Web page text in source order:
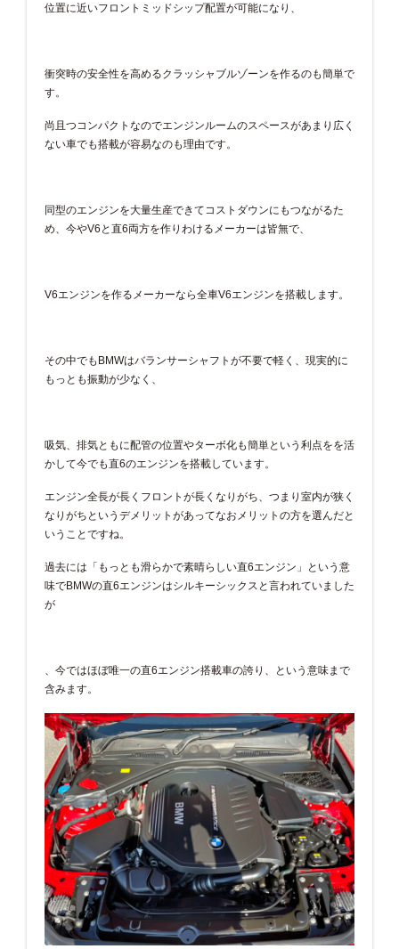
位置に近いフロントミッドシップ配置が可能になり、
衝突時の安全性を高めるクラッシャブルゾーンを作るのも簡単で
す。
尚且つコンパクトなのでエンジンルームのスペースがあまり広く
ない車でも搭載が容易なのも理由です。
同型のエンジンを大量生産できてコストダウンにもつながるた
め、今やV6と直6両方を作りわけるメーカーは皆無で、
V6エンジンを作るメーカーなら全車V6エンジンを搭載します。
その中でもBMWはバランサーシャフトが不要で軽く、現実的に
もっとも振動が少なく、
吸気、排気ともに配管の位置やターボ化も簡単という利点をを活
かして今でも直6のエンジンを搭載しています。
エンジン全長が長くフロントが長くなりがち、つまり室内が狭く
なりがちというデメリットがあってなおメリットの方を選んだと
いうことですね。
過去には「もっとも滑らかで素晴らしい直6エンジン」という意
味でBMWの直6エンジンはシルキーシックスと言われていました
が
、今ではほぼ唯一の直6エンジン搭載車の誇り、という意味まで
含みます。